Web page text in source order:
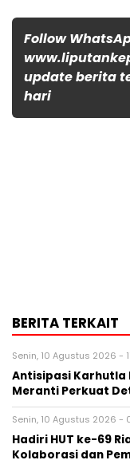
Follow
update berita
hari
BERITA TERKAIT
Senin, 10 Agustus 2026 -
Antisipasi Karhutla
Meranti Perkuat
Senin, 10 Agustus 2026 -
Hadiri HUT ke-69
Kolaborasi dan